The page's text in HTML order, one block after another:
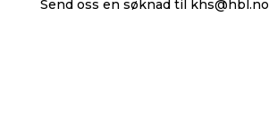
Send oss en søknad til khs@hbl.no